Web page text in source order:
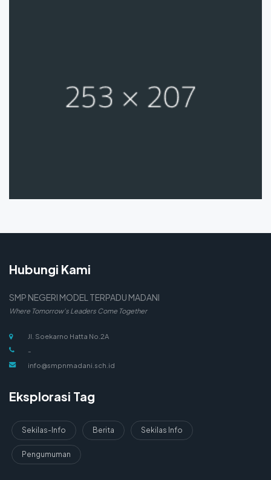
Hubungi Kami
SMP NEGERI MODEL TERPADU MADANI
Where Tomorrow's Leaders Come Together
Jl. Soekarno Hatta No.2A
-
info@smpnmadani.sch.id
Eksplorasi Tag
Sekilas-Info Berita Sekilas Info
Pengumuman